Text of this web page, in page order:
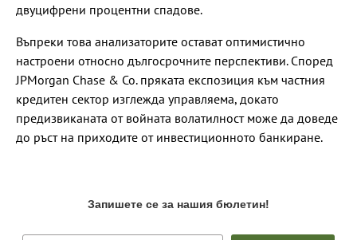
двуцифрени процентни спадове.
Въпреки това анализаторите остават оптимистично
настроени относно дългосрочните перспективи. Според
JPMorgan Chase & Co. пряката експозиция към частния
кредитен сектор изглежда управляема, докато
предизвиканата от войната волатилност може да доведе
до ръст на приходите от инвестиционното банкиране.